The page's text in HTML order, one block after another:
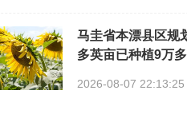
马圭省本漂县区规
多英亩已种植9万
2026-08-07 22:13:25